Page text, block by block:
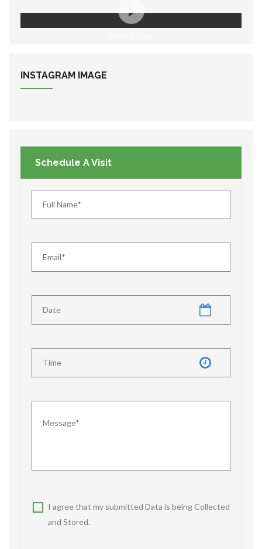
INSTAGRAM IMAGE
Schedule A Visit
I agree that my submitted Data is being Collected
and Stored.